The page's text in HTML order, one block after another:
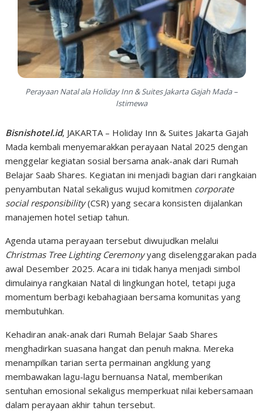
Perayaan Natal ala Holiday Inn & Suites Jakarta Gajah Mada –
Istimewa
Bisnishotel.id, JAKARTA – Holiday Inn & Suites Jakarta Gajah
Mada kembali menyemarakkan perayaan Natal 2025 dengan
menggelar kegiatan sosial bersama anak-anak dari Rumah
Belajar Saab Shares. Kegiatan ini menjadi bagian dari rangkaian
penyambutan Natal sekaligus wujud komitmen corporate
social responsibility(CSR) yang secara konsisten dijalankan
manajemen hotel setiap tahun.
Agenda utama perayaan tersebut diwujudkan melalui
Christmas Tree Lighting Ceremonyyang diselenggarakan pada
awal Desember 2025. Acara ini tidak hanya menjadi simbol
dimulainya rangkaian Natal di lingkungan hotel, tetapi juga
momentum berbagi kebahagiaan bersama komunitas yang
membutuhkan.
Kehadiran anak-anak dari Rumah Belajar Saab Shares
menghadirkan suasana hangat dan penuh makna. Mereka
menampilkan tarian serta permainan angklung yang
membawakan lagu-lagu bernuansa Natal, memberikan
sentuhan emosional sekaligus memperkuat nilai kebersamaan
dalam perayaan akhir tahun tersebut.